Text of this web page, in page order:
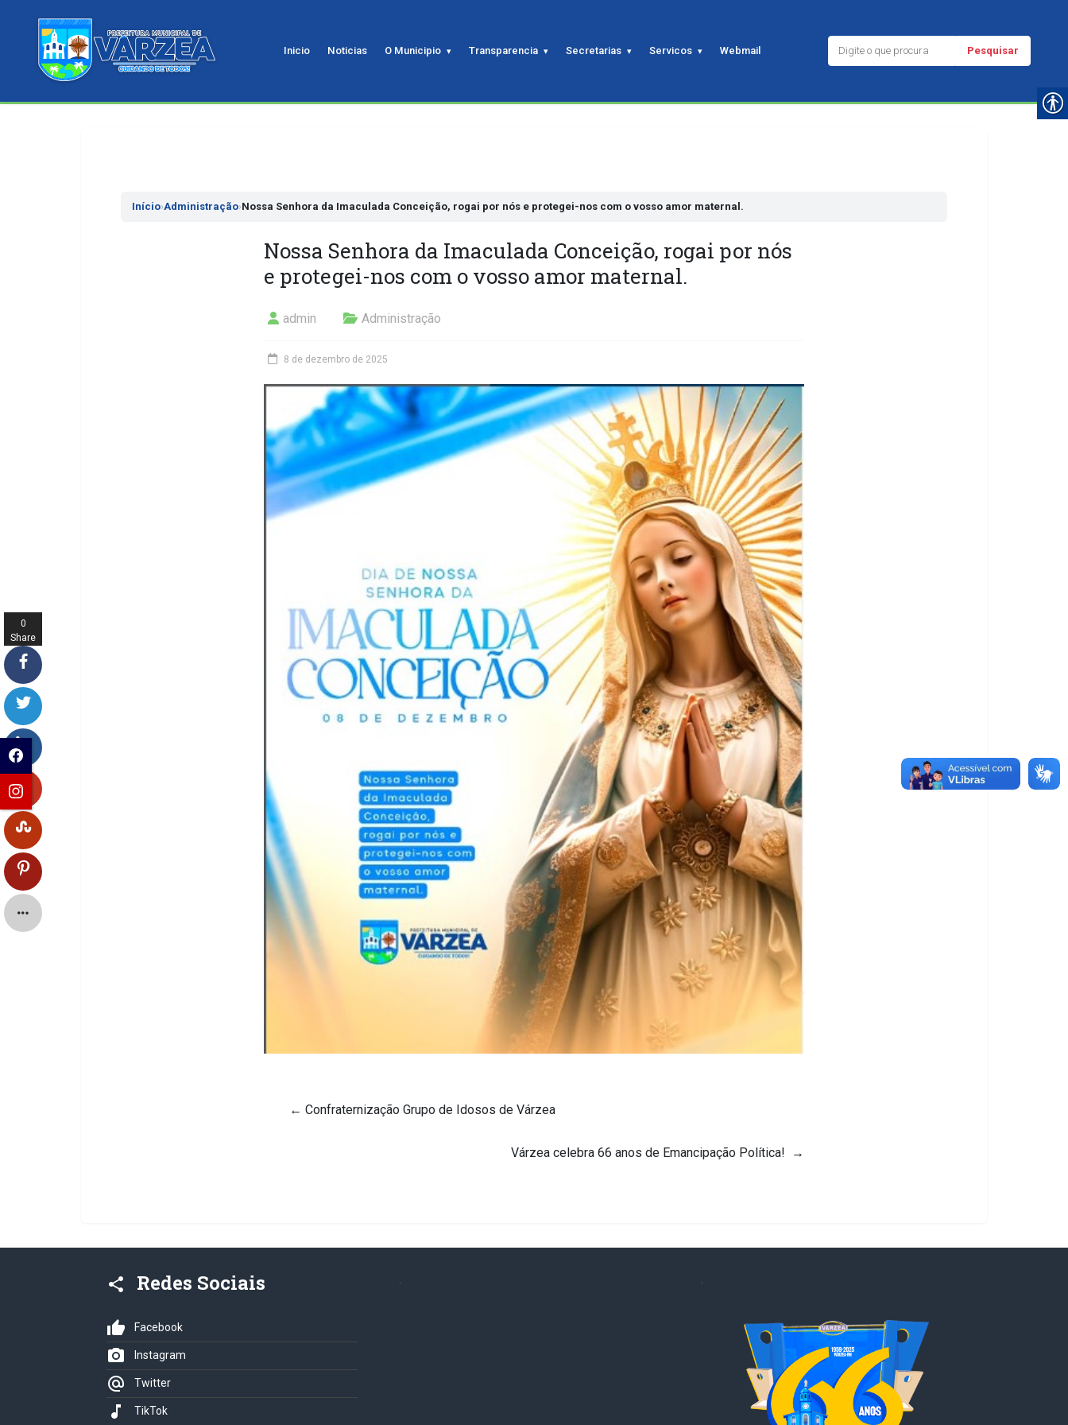
Inicio Noticias O Municipio Transparencia Secretarias Servicos Webmail Pesquisar
Início›Administração›Nossa Senhora da Imaculada Conceição, rogai por nós e protegei-nos com o vosso amor maternal.
Nossa Senhora da Imaculada Conceição, rogai por nós
e protegei-nos com o vosso amor maternal.
admin Administração
8 de dezembro de 2025
← Confraternização Grupo de Idosos de Várzea
Várzea celebra 66 anos de Emancipação Política! →
share Redes Sociais
thumb_up Facebook
photo_camera Instagram
alternate_email Twitter
music_note TikTok
0
Share
s